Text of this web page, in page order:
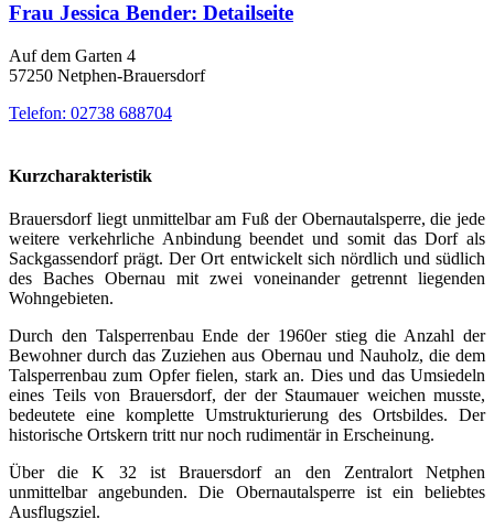
Frau Jessica Bender: Detailseite
Auf dem Garten 4
57250 Netphen-Brauersdorf
Telefon: 02738 688704
Kurzcharakteristik
Brauersdorf liegt unmittelbar am Fuß der Obernautalsperre, die jede
weitere verkehrliche Anbindung beendet und somit das Dorf als
Sackgassendorf prägt. Der Ort entwickelt sich nördlich und südlich
des Baches Obernau mit zwei voneinander getrennt liegenden
Wohngebieten.
Durch den Talsperrenbau Ende der 1960er stieg die Anzahl der
Bewohner durch das Zuziehen aus Obernau und Nauholz, die dem
Talsperrenbau zum Opfer fielen, stark an. Dies und das Umsiedeln
eines Teils von Brauersdorf, der der Staumauer weichen musste,
bedeutete eine komplette Umstrukturierung des Ortsbildes. Der
historische Ortskern tritt nur noch rudimentär in Erscheinung.
Über die K 32 ist Brauersdorf an den Zentralort Netphen
unmittelbar angebunden. Die Obernautalsperre ist ein beliebtes
Ausflugsziel.